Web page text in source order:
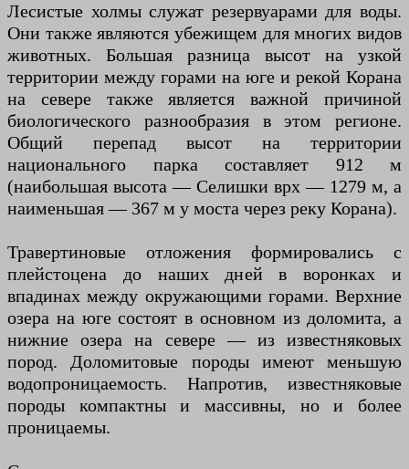
Лесистые холмы служат резервуарами для воды.
Они также являются убежищем для многих видов
животных. Большая разница высот на узкой
территории между горами на юге и рекой Корана
на севере также является важной причиной
биологического разнообразия в этом регионе.
Общий перепад высот на территории
национального парка составляет 912 м
(наибольшая высота — Селишки врх — 1279 м, а
наименьшая — 367 м у моста через реку Корана).
Травертиновые отложения формировались с
плейстоцена до наших дней в воронках и
впадинах между окружающими горами. Верхние
озера на юге состоят в основном из доломита, а
нижние озера на севере — из известняковых
пород. Доломитовые породы имеют меньшую
водопроницаемость. Напротив, известняковые
породы компактны и массивны, но и более
проницаемы.